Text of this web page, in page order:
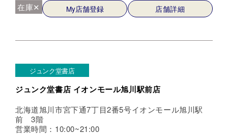
在庫✕ My店舗登録 店舗詳細
ジュンク堂書店
ジュンク堂書店 イオンモール旭川駅前店
北海道旭川市宮下通7丁目2番5号イオンモール旭川駅
前 3階
営業時間：10:00~21:00